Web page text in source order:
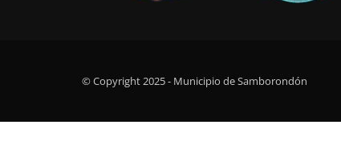
© Copyright 2025 - Municipio de Samborondón